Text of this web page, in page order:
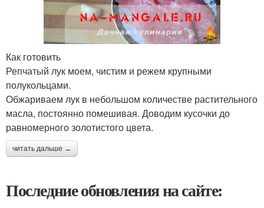
Как готовить
Репчатый лук моем, чистим и режем крупными
полукольцами.
Обжариваем лук в небольшом количестве растительного
масла, постоянно помешивая. Доводим кусочки до
равномерного золотистого цвета.
читать дальше →
Последние обновления на сайте: